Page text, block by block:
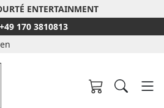
ENTERTAINMENT
170 3810813